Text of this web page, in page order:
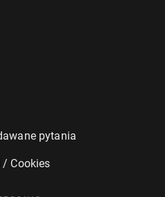
pytania
Cookies